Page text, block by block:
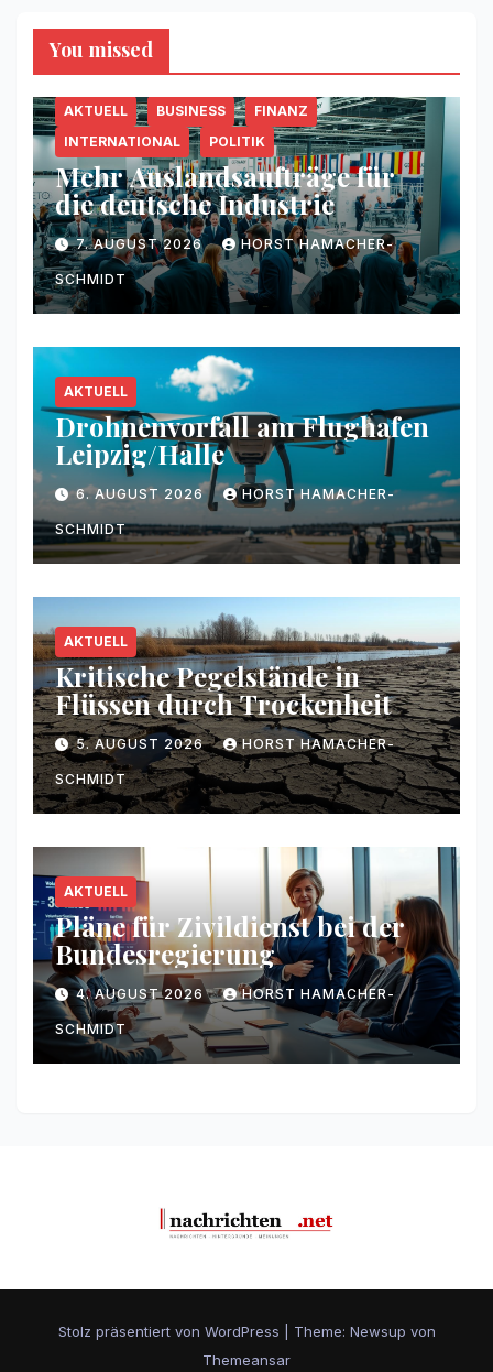
You missed
AKTUELL BUSINESS
FINANZ
INTERNATIONAL
POLITIK
Mehr Auslandsaufträge für
die deutsche Industrie
7. AUGUST 2026 HORST HAMACHER-
SCHMIDT
AKTUELL
Drohnenvorfall am Flughafen
Leipzig/Halle
6. AUGUST 2026 HORST HAMACHER-
SCHMIDT
AKTUELL
Kritische Pegelstände in
Flüssen durch Trockenheit
5. AUGUST 2026 HORST HAMACHER-
SCHMIDT
AKTUELL
Pläne für Zivildienst bei der
Bundesregierung
4. AUGUST 2026 HORST HAMACHER-
SCHMIDT
Stolz präsentiert von WordPress
Theme: Newsup von
Themeansar